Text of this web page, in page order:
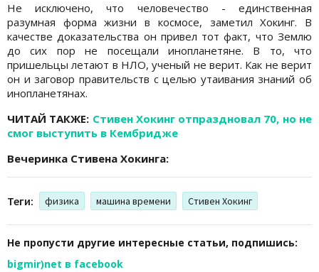
Не исключено, что человечество - единственная
разумная форма жизни в космосе, заметил Хокинг. В
качестве доказательства он привел тот факт, что Землю
до сих пор не посещали инопланетяне. В то, что
пришельцы летают в НЛО, ученый не верит. Как не верит
он и заговор правительств с целью утаивания знаний об
инопланетянах.
ЧИТАЙ ТАКЖЕ: Стивен Хокинг отпраздновал 70, но не
смог выступить в Кембридже
Вечеринка Стивена Хокинга:
Теги: физика машина времени Стивен Хокинг
Не пропусти другие интересные статьи, подпишись:
bigmir)net в facebook